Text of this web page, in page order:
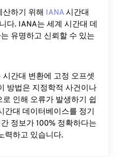
하기 위해 IANA 시간대
다. IANA는 세계 시간대 데
유명하고 신뢰할 수 있는
간대 변환에 ​​고정 오프셋
방법은 지정학적 사건이나
인해 오류가 발생하기 쉽
간대 데이터베이스를 정기
정보가 100% 정확하다는
력하고 있습니다.